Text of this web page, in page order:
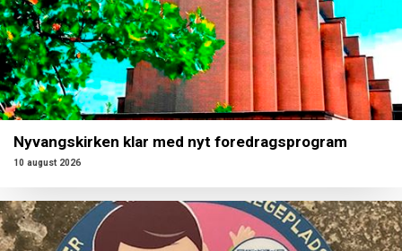
Nyvangskirken klar med nyt foredragsprogram
10 august 2026